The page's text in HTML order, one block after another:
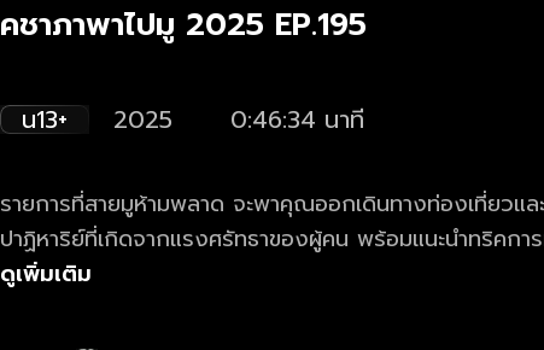
คชาภาพาไปมู 2025 EP.195
น13+ 2025 0:46:34 นาที
รายการที่สายมูห้ามพลาด จะพาคุณออกเดินทางท่องเที่ยวแ
ปาฏิหาริย์ที่เกิดจากแรงศรัทธาของผู้คน พร้อมแนะนำทริคก
พร้อมกับ มดดำ คชาภา ดูย้อนหลังรายการ คชาภาพาไปมู ตอนใหม่ล่าสุด ทุกวันเสาร์ เวลา
ดูเพิ่มเติม